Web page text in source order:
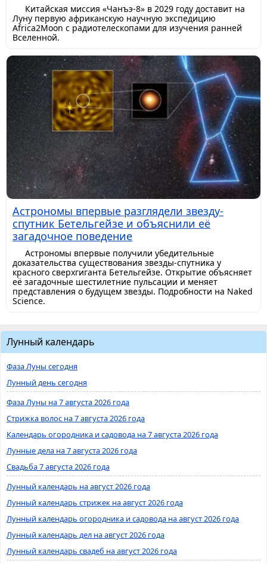
Китайская миссия «Чанъэ-8» в 2029 году доставит на
Луну первую африканскую научную экспедицию
Africa2Moon с радиотелескопами для изучения ранней
Вселенной.
Астрономы впервые разглядели звезду-
спутник Бетельгейзе и объяснили её
загадочное поведение
Астрономы впервые получили убедительные
доказательства существования звезды-спутника у
красного сверхгиганта Бетельгейзе. Открытие объясняет
её загадочные шестилетние пульсации и меняет
представления о будущем звезды. Подробности на Naked
Science.
Лунный календарь
Фаза Луны сегодня
Лунный день сегодня
Фаза Луны на 7 августа 2026 года
Стрижка волос на 7 августа 2026 года
Календарь огородника и садовода на 7 августа 2026 года
Лунные дела на 7 августа 2026 года
Свадьба 7 августа 2026 года
Лунный календарь на август 2026 года
Лунный календарь стрижек на август 2026 года
Лунный календарь огородника и садовода на август 2026 года
Лунный календарь дел на август 2026 года
Лунный календарь свадеб на август 2026 года